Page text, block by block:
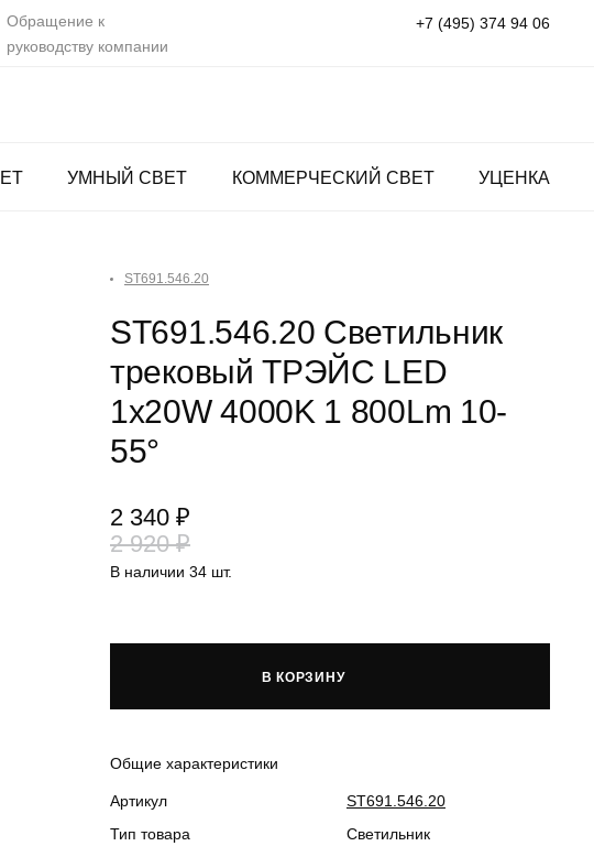
Обращение к
руководству компании
+7 (495) 374 94 06
УМНЫЙ СВЕТ КОММЕРЧЕСКИЙ СВЕТ УЦЕНКА
ST691.546.20
ST691.546.20 Светильник
трековый ТРЭЙС LED
1x20W 4000K 1 800Lm 10-
55°
2 340 ₽
2 920 ₽
В наличии 34 шт.
В КОРЗИНУ
Общие характеристики
Артикул
ST691.546.20
Тип товара
Светильник